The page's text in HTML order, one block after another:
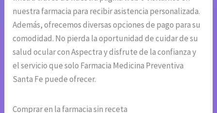
nuestra farmacia para recibir asistencia personalizada.
Además, ofrecemos diversas opciones de pago para su
comodidad. No pierda la oportunidad de cuidar de su
salud ocular con Aspectra y disfrute de la confianza y
el servicio que solo Farmacia Medicina Preventiva
Santa Fe puede ofrecer.
Comprar en la farmacia sin receta